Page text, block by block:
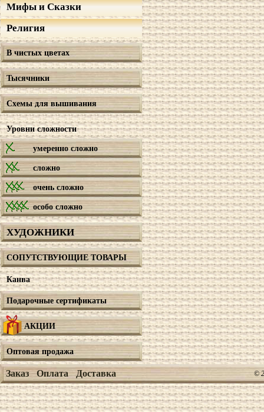
Мифы и Сказки
Религия
В чистых цветах
Тысячники
Схемы для вышивания
Уровни сложности
умеренно сложно
сложно
очень сложно
особо сложно
ХУДОЖНИКИ
СОПУТСТВУЮЩИЕ ТОВАРЫ
Канва
Подарочные сертификаты
АКЦИИ
Оптовая продажа
Заказ Оплата Доставка ©